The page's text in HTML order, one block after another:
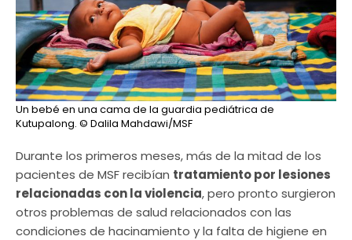
Un bebé en una cama de la guardia pediátrica de
Kutupalong. © Dalila Mahdawi/MSF
Durante los primeros meses, más de la mitad de los
pacientes de MSF recibían tratamiento por lesiones
relacionadas con la violencia, pero pronto surgieron
otros problemas de salud relacionados con las
condiciones de hacinamiento y la falta de higiene en